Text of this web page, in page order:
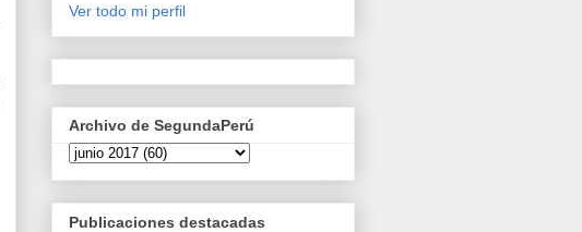
Ver todo mi perfil
Archivo de SegundaPerú
Publicaciones destacadas